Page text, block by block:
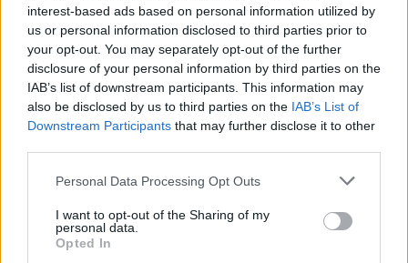
interest-based ads based on personal information utilized by
us or personal information disclosed to third parties prior to
your opt-out. You may separately opt-out of the further
disclosure of your personal information by third parties on the
IAB’s list of downstream participants. This information may
also be disclosed by us to third parties on the IAB’s List of
Downstream Participants that may further disclose it to other
Please note that this website/app uses one or more Google
not limited to your visit or usage behaviour. You may click to
grant or deny consent to Google and its third-party tags to
use your data for below specified purposes in below Google
Personal Data Processing Opt Outs
I want to opt-out of the Sharing of my
personal data.
Opted In
disciplinami. Uveden je tudirok za oddajo vlog – do
20. maja tekočega leta, kar bo pripomoglo k
preglednejšemu načrtovanju porabe proračunskih
sredstev.
starostno kategorijo športnika. Ta novost naj bi
izboljšala pravičnost sistema ter zagotovila, da se
dosežki mlajših in starejših tekmovalcev vrednotijo